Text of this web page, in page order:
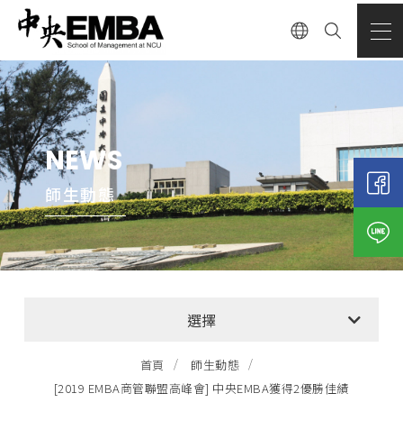
NEWS
師生動態
選擇
全部消息
EMBA招生公告
首頁
師生動態
[2019 EMBA商管聯盟高峰會] 中央EMBA獲得2優勝佳績